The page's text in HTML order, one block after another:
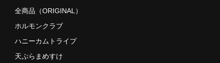
全商品（ORIGINAL）
ホルモンクラブ
ハニーカムトライプ
天ぷらまめすけ